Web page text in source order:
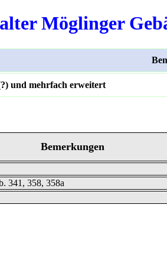
Möglinger
und mehrfach erweitert
Bemerkungen
341, 358, 358a